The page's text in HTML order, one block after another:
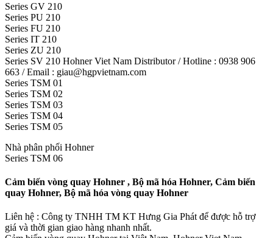
Series GV 210
Series PU 210
Series FU 210
Series IT 210
Series ZU 210
Series SV 210 Hohner Viet Nam Distributor / Hotline : 0938 906
663 / Email : giau@hgpvietnam.com
Series TSM 01
Series TSM 02
Series TSM 03
Series TSM 04
Series TSM 05
Nhà phân phối Hohner
Series TSM 06
Cảm biến vòng quay Hohner , Bộ mã hóa Hohner, Cảm biến
quay Hohner, Bộ mã hóa vòng quay Hohner
Liên hệ : Công ty TNHH TM KT Hưng Gia Phát để được hỗ trợ
giá và thời gian giao hàng nhanh nhất.